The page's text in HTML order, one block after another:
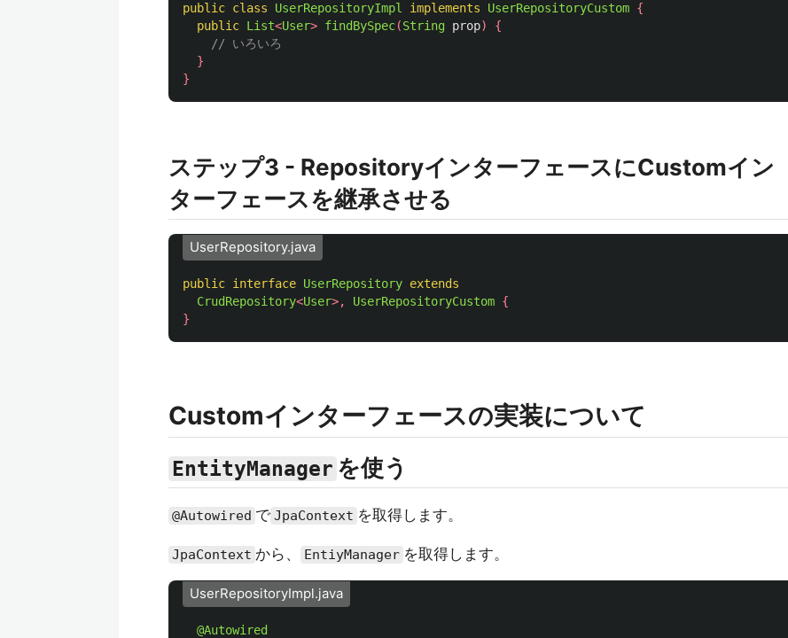
public class UserRepositoryImpl implements UserRepositoryCustom {
public List<User> findBySpec(String prop)
{
// いろいろ
}
}
ステップ3 - RepositoryインターフェースにCustomイン
ターフェースを継承させる
UserRepository.java
public interface UserRepository extends
CrudRepository<User>, UserRepositoryCustom {
}
Customインターフェースの実装について
EntityManager を使う
@Autowired で JpaContext を取得します。
JpaContext から、 EntiyManager を取得します。
UserRepositoryImpl.java
@Autowired